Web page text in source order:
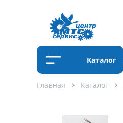
Каталог
Главная Каталог